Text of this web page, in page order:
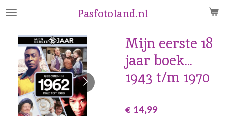
Ga
naar
hoofdinhoud
Pasfotoland.nl
Mijn eerste 18
jaar boek...
1943 t/m 1970
€ 14,99